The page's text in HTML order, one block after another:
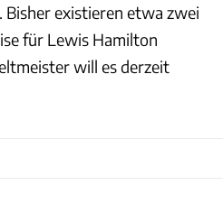
Bisher existieren etwa zwei
für Lewis Hamilton
will es derzeit